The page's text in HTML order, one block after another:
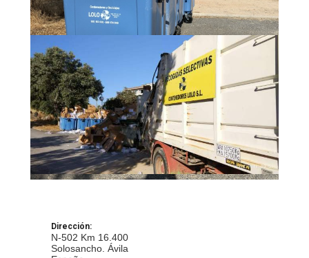
Dirección:
N-502 Km 16.400
Solosancho. Ávila